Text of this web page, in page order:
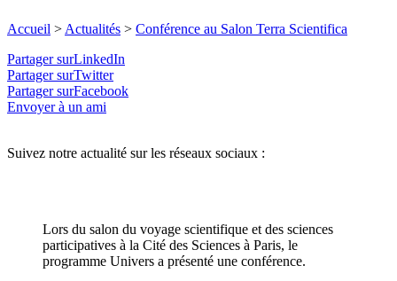
Accueil > Actualités > Conférence au Salon Terra Scientifica
Partager surLinkedIn
Partager surTwitter
Partager surFacebook
Envoyer à un ami
Suivez notre actualité sur les réseaux sociaux :
Lors du salon du voyage scientifique et des sciences
participatives à la Cité des Sciences à Paris, le
programme Univers a présenté une conférence.